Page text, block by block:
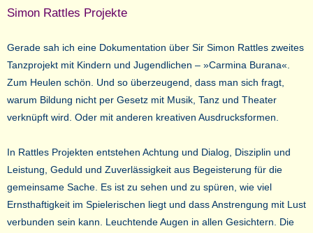
Simon Rattles Projekte
Gerade sah ich eine Dokumentation über Sir Simon Rattles zweites
Tanzprojekt mit Kindern und Jugendlichen – »Carmina Burana«.
Zum Heulen schön. Und so überzeugend, dass man sich fragt,
warum Bildung nicht per Gesetz mit Musik, Tanz und Theater
verknüpft wird. Oder mit anderen kreativen Ausdrucksformen.
In Rattles Projekten entstehen Achtung und Dialog, Disziplin und
Leistung, Geduld und Zuverlässigkeit aus Begeisterung für die
gemeinsame Sache. Es ist zu sehen und zu spüren, wie viel
Ernsthaftigkeit im Spielerischen liegt und dass Anstrengung mit Lust
verbunden sein kann. Leuchtende Augen in allen Gesichtern. Die